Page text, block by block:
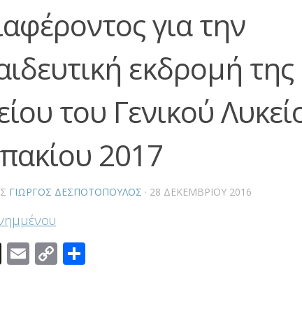
για την
εκδρομή της
του Γενικού
2017
ΓΙΏΡΓΟΣ ΔΕΣΠΟΤΌΠΟΥΛΟΣ · 28 ΔΕΚΕΜΒΡΊΟΥ 2016
X Email
Copy